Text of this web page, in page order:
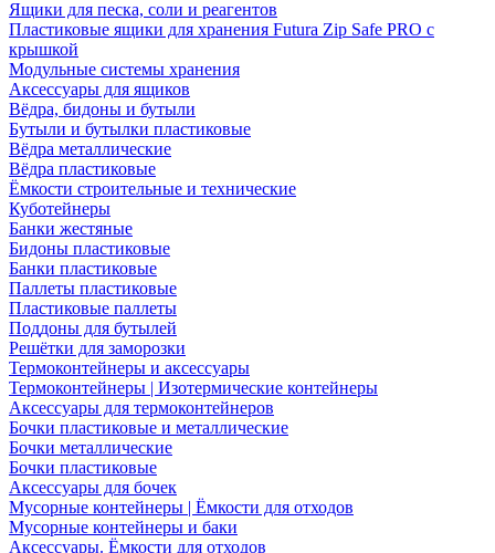
Ящики для песка, соли и реагентов
Пластиковые ящики для хранения Futura Zip Safe PRO с
крышкой
Модульные системы хранения
Аксессуары для ящиков
Вёдра, бидоны и бутыли
Бутыли и бутылки пластиковые
Вёдра металлические
Вёдра пластиковые
Ёмкости строительные и технические
Куботейнеры
Банки жестяные
Бидоны пластиковые
Банки пластиковые
Паллеты пластиковые
Пластиковые паллеты
Поддоны для бутылей
Решётки для заморозки
Термоконтейнеры и аксессуары
Термоконтейнеры | Изотермические контейнеры
Аксессуары для термоконтейнеров
Бочки пластиковые и металлические
Бочки металлические
Бочки пластиковые
Аксессуары для бочек
Мусорные контейнеры | Ёмкости для отходов
Мусорные контейнеры и баки
Аксессуары. Ёмкости для отходов